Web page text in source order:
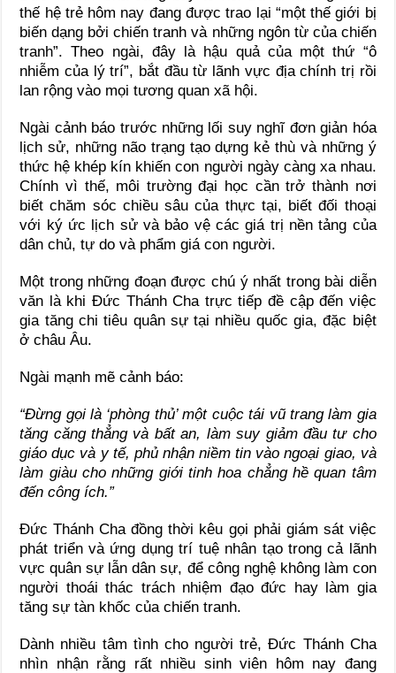
thế hệ trẻ hôm nay đang được trao lại “một thế giới bị
biến dạng bởi chiến tranh và những ngôn từ của chiến
tranh”. Theo ngài, đây là hậu quả của một thứ “ô
nhiễm của lý trí”, bắt đầu từ lãnh vực địa chính trị rồi
lan rộng vào mọi tương quan xã hội.
Ngài cảnh báo trước những lối suy nghĩ đơn giản hóa
lịch sử, những não trạng tạo dựng kẻ thù và những ý
thức hệ khép kín khiến con người ngày càng xa nhau.
Chính vì thế, môi trường đại học cần trở thành nơi
biết chăm sóc chiều sâu của thực tại, biết đối thoại
với ký ức lịch sử và bảo vệ các giá trị nền tảng của
dân chủ, tự do và phẩm giá con người.
Một trong những đoạn được chú ý nhất trong bài diễn
văn là khi Đức Thánh Cha trực tiếp đề cập đến việc
gia tăng chi tiêu quân sự tại nhiều quốc gia, đặc biệt
ở châu Âu.
Ngài mạnh mẽ cảnh báo:
“Đừng gọi là ‘phòng thủ’ một cuộc tái vũ trang làm gia
tăng căng thẳng và bất an, làm suy giảm đầu tư cho
giáo dục và y tế, phủ nhận niềm tin vào ngoại giao, và
làm giàu cho những giới tinh hoa chẳng hề quan tâm
đến công ích.”
Đức Thánh Cha đồng thời kêu gọi phải giám sát việc
phát triển và ứng dụng trí tuệ nhân tạo trong cả lãnh
vực quân sự lẫn dân sự, để công nghệ không làm con
người thoái thác trách nhiệm đạo đức hay làm gia
tăng sự tàn khốc của chiến tranh.
Dành nhiều tâm tình cho người trẻ, Đức Thánh Cha
nhìn nhận rằng rất nhiều sinh viên hôm nay đang